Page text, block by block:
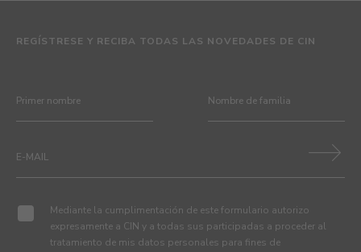
REGÍSTRESE Y RECIBA TODAS LAS NOVEDADES DE CIN
Mediante la cumplimentación de este formulario autorizo
expresamente a CIN y a todas sus participadas a proceder al
tratamiento de mis datos personales para fines de